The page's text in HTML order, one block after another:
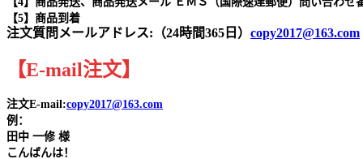
【5】商品到着
注文質問メールアドレス:（24時間365日） copy2017@163.com
【E-mail注文】
注文E-mail:copy2017@163.com
例：
田中 一修 様
こんばんは！